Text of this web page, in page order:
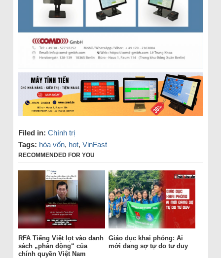
Filed in: Chính trị
Tags: hòa vốn, hot, VinFast
RECOMMENDED FOR YOU
RFA Tiếng Việt lọt vào danh
sách „phản động“ của
chính quyền Việt Nam
Giáo dục khai phóng: Ai
mới đang sợ tự do tư duy